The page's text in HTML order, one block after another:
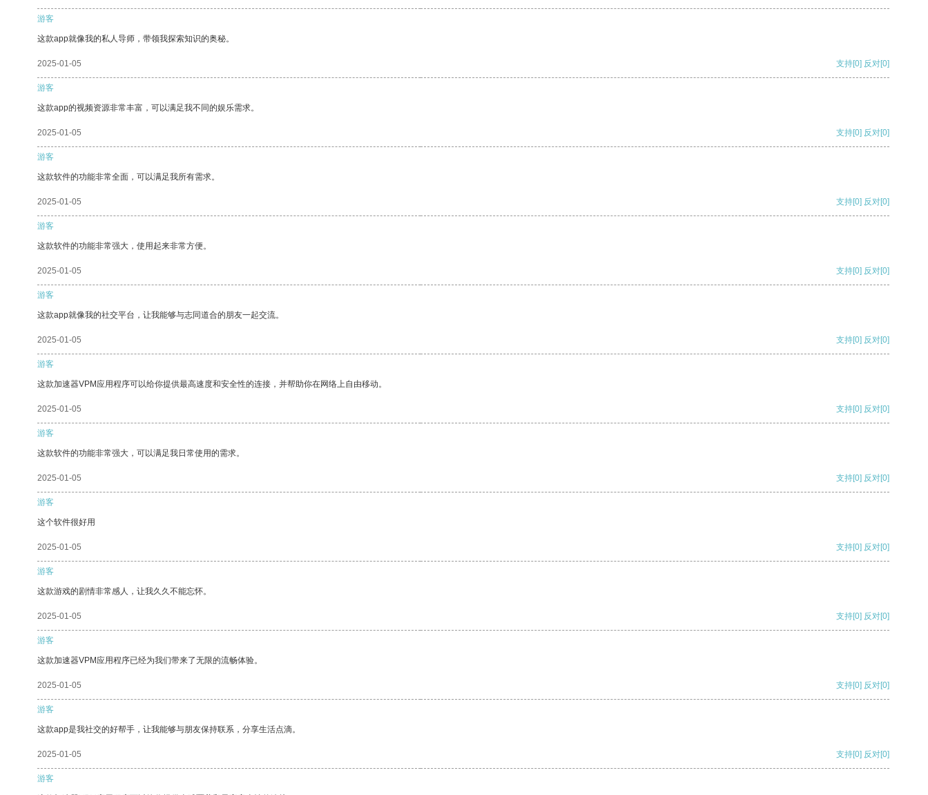
游客
这款app就像我的私人导师，带领我探索知识的奥秘。
2025-01-05 支持[0] 反对[0]
游客
这款app的视频资源非常丰富，可以满足我不同的娱乐需求。
2025-01-05 支持[0] 反对[0]
游客
这款软件的功能非常全面，可以满足我所有需求。
2025-01-05 支持[0] 反对[0]
游客
这款软件的功能非常强大，使用起来非常方便。
2025-01-05 支持[0] 反对[0]
游客
这款app就像我的社交平台，让我能够与志同道合的朋友一起交流。
2025-01-05 支持[0] 反对[0]
游客
这款加速器VPM应用程序可以给你提供最高速度和安全性的连接，并帮助你在网络上自由移动。
2025-01-05 支持[0] 反对[0]
游客
这款软件的功能非常强大，可以满足我日常使用的需求。
2025-01-05 支持[0] 反对[0]
游客
这个软件很好用
2025-01-05 支持[0] 反对[0]
游客
这款游戏的剧情非常感人，让我久久不能忘怀。
2025-01-05 支持[0] 反对[0]
游客
这款加速器VPM应用程序已经为我们带来了无限的流畅体验。
2025-01-05 支持[0] 反对[0]
游客
这款app是我社交的好帮手，让我能够与朋友保持联系，分享生活点滴。
2025-01-05 支持[0] 反对[0]
游客